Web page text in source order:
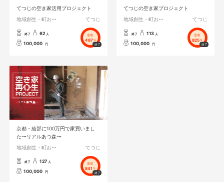
てつじの空き家活用プロジェクト
地域創生・町おこし
てつじ
終了 62 人
100,000 円
達成
487%
てつじの空き家プロジェクト
地域創生・町おこし
てつじ
終了 113 人
100,000 円
達成
825%
京都・綾部に100万円で家買いまし
た〜リアルあつ森〜
地域創生・町おこし
てつじ
終了 127 人
100,000 円
達成
841 %